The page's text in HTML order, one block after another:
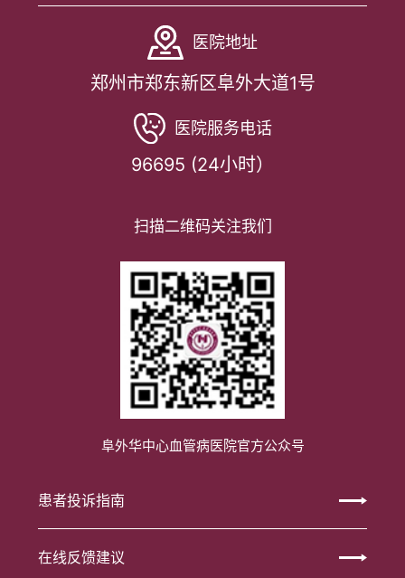
医院地址
郑州市郑东新区阜外大道1号
医院服务电话
96695 (24小时）
扫描二维码关注我们
阜外华中心血管病医院官方公众号
患者投诉指南
在线反馈建议